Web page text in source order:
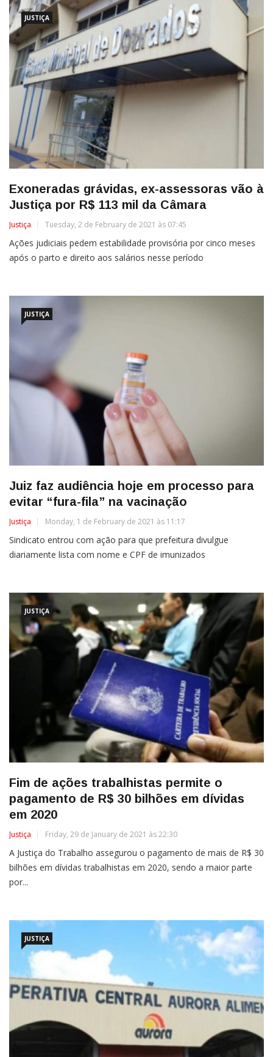
JUSTIÇA
Exoneradas grávidas, ex-assessoras vão à
Justiça por R$ 113 mil da Câmara
Justiça Tuesday, 2 de February de 2021 às 07:45
Ações judiciais pedem estabilidade provisória por cinco meses
após o parto e direito aos salários nesse período
JUSTIÇA
Juiz faz audiência hoje em processo para
evitar “fura-fila” na vacinação
Justiça Monday, 1 de February de 2021 às 11:17
Sindicato entrou com ação para que prefeitura divulgue
diariamente lista com nome e CPF de imunizados
JUSTIÇA
Fim de ações trabalhistas permite o
pagamento de R$ 30 bilhões em dívidas
em 2020
Justiça Friday, 29 de January de 2021 às 22:30
A Justiça do Trabalho assegurou o pagamento de mais de R$ 30
bilhões em dívidas trabalhistas em 2020, sendo a maior parte
por...
JUSTIÇA